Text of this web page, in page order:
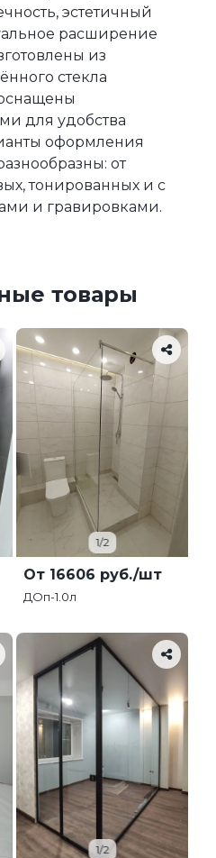
эстетичный
расширение
из
стекла
для удобства
оформления
от
тонированных и с
и гравировками.
товары
1/2
От 16606 руб./шт
ДОп-1.0л
1/2